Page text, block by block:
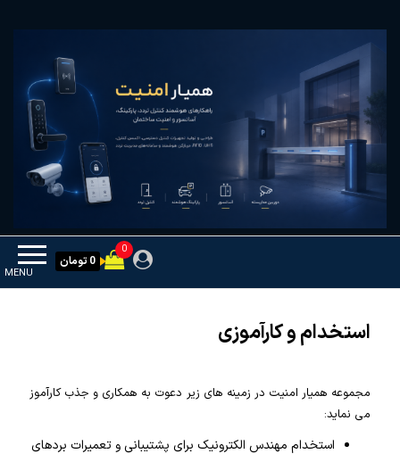
MENU
0
0 تومان
استخدام و کارآموزی
مجموعه همیار امنیت در زمینه های زیر دعوت به همکاری و جذب کارآموز
می نماید:
استخدام مهندس الکترونیک برای پشتیبانی و تعمیرات بردهای